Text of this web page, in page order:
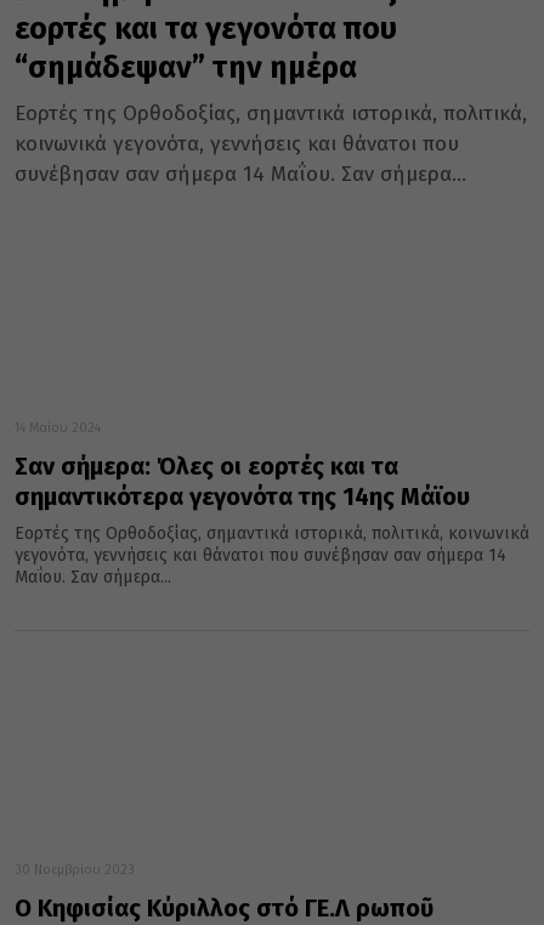
εορτές και τα γεγονότα που
“σημάδεψαν” την ημέρα
Εορτές της Ορθοδοξίας, σημαντικά ιστορικά, πολιτικά,
κοινωνικά γεγονότα, γεννήσεις και θάνατοι που
συνέβησαν σαν σήμερα 14 Μαΐου. Σαν σήμερα...
14 Μαΐου 2024
Σαν σήμερα: Όλες οι εορτές και τα
σημαντικότερα γεγονότα της 14ης Μάϊου
Εορτές της Ορθοδοξίας, σημαντικά ιστορικά, πολιτικά, κοινωνικά
γεγονότα, γεννήσεις και θάνατοι που συνέβησαν σαν σήμερα 14
Μαΐου. Σαν σήμερα...
30 Νοεμβρίου 2023
Ο Κηφισίας Κύριλλος στό ΓΕ.Λ Ὠρωποῦ